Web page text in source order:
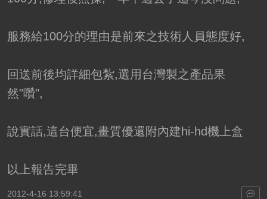
服務給100分的理由是前來之技術人員態度好,
回送前後均詳細包紮,選用台灣製之產品果
然"囋",
說實話,這台便宜,畫質優還附內建hi-hd機上盒
以上報告完畢
2012-4-16 13:59:41